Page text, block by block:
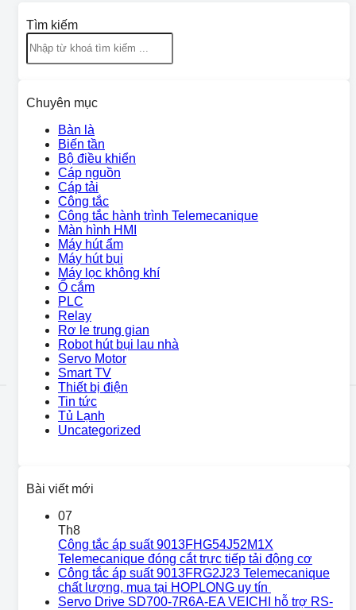
Tìm kiếm
Chuyên mục
Bàn là
Biến tần
Bộ điều khiển
Cáp nguồn
Cáp tải
Công tắc
Công tắc hành trình Telemecanique
Màn hình HMI
Máy hút ẩm
Máy hút bụi
Máy lọc không khí
Ổ cắm
PLC
Relay
Rơ le trung gian
Robot hút bụi lau nhà
Servo Motor
Smart TV
Thiết bị điện
Tin tức
Tủ Lạnh
Uncategorized
Bài viết mới
07
Th8
Công tắc áp suất 9013FHG54J52M1X
Telemecanique đóng cắt trực tiếp tải động cơ
Công tắc áp suất 9013FRG2J23 Telemecanique
chất lượng, mua tại HOPLONG uy tín
Servo Drive SD700-7R6A-EA VEICHI hỗ trợ RS-